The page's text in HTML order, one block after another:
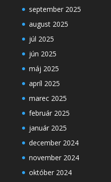
september 2025
august 2025
júl 2025
jún 2025
máj 2025
apríl 2025
marec 2025
február 2025
január 2025
december 2024
november 2024
október 2024